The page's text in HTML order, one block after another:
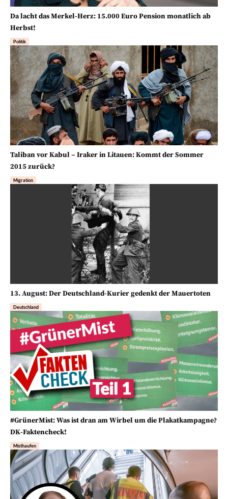
Da lacht das Merkel-Herz: 15.000 Euro Pension monatlich ab
Herbst!
Politik
Taliban vor Kabul – Iraker in Litauen: Kommt der Sommer
2015 zurück?
Migration
13. August: Der Deutschland-Kurier gedenkt der Mauertoten
Deutschland
#GrünerMist: Was ist dran am Wirbel um die Plakatkampagne?
DK-Faktencheck!
Misthaufen